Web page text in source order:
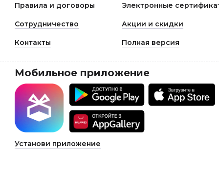
Правила и договоры Электронные
Сотрудничество Акции и скидки
Контакты Полная версия
Мобильное приложение
Установи приложение